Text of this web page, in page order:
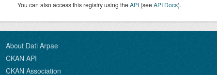
You can also access this registry using theAPI (seeAPI Docs).
About Dati Arpae
CKAN API
CKAN Association